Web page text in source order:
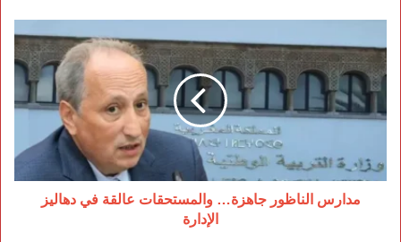
مدارس
الناظور
جاهزة…
والمستحقات
عالقة
في
الإدارة
مدارس الناظور جاهزة… والمستحقات عالقة في دهاليز
الإدارة